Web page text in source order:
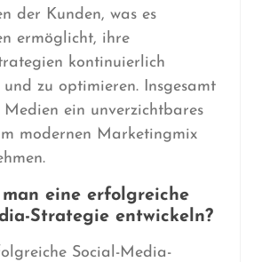
der Kunden, was es
ermöglicht, ihre
kontinuierlich
und zu optimieren. Insgesamt
Medien ein unverzichtbares
modernen Marketingmix
eine erfolgreiche
Strategie entwickeln?
Social-Media-